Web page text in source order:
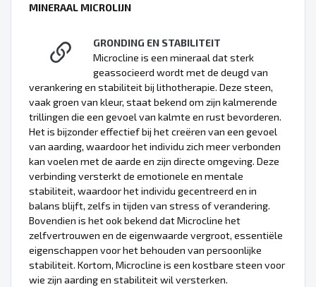
MINERAAL MICROLIJN
GRONDING EN STABILITEIT
Microcline is een mineraal dat sterk
geassocieerd wordt met de deugd van
verankering en stabiliteit bij lithotherapie. Deze steen,
vaak groen van kleur, staat bekend om zijn kalmerende
trillingen die een gevoel van kalmte en rust bevorderen.
Het is bijzonder effectief bij het creëren van een gevoel
van aarding, waardoor het individu zich meer verbonden
kan voelen met de aarde en zijn directe omgeving. Deze
verbinding versterkt de emotionele en mentale
stabiliteit, waardoor het individu gecentreerd en in
balans blijft, zelfs in tijden van stress of verandering.
Bovendien is het ook bekend dat Microcline het
zelfvertrouwen en de eigenwaarde vergroot, essentiële
eigenschappen voor het behouden van persoonlijke
stabiliteit. Kortom, Microcline is een kostbare steen voor
wie zijn aarding en stabiliteit wil versterken.